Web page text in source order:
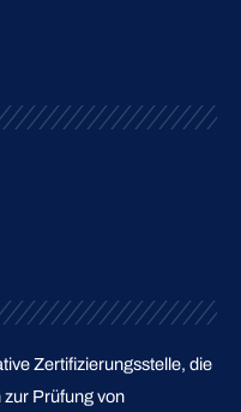
Zertifizierungsstelle, die
Prüfung von